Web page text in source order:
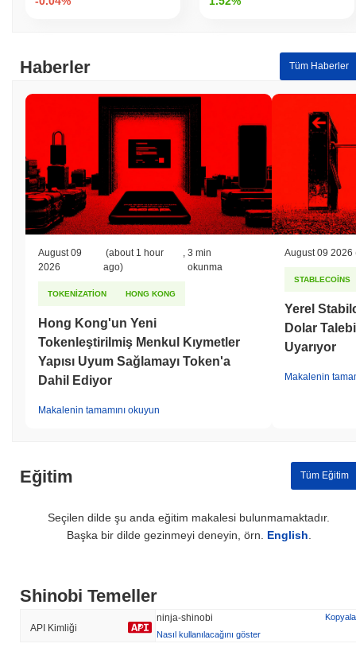
Haberler Tüm Haberler
August 09
2026
(about 1 hour
ago)
,3 min
okunma
TOKENIZATION HONG KONG
Hong Kong'un Yeni
Tokenleştirilmiş Menkul Kıymetler
Yapısı Uyum Sağlamayı Token'a
Dahil Ediyor
Makalenin tamamını okuyun
August 09 2026
STABLECOINS
Yerel
Dolar
Uyarıyor
Makalenin
Eğitim Tüm Eğitim
Seçilen dilde şu anda eğitim makalesi bulunmamaktadır.
Başka bir dilde gezinmeyi deneyin, örn. English
Shinobi Temeller
API Kimliği
ninja-shinobi
Kopyala
Nasıl kullanılacağını göster